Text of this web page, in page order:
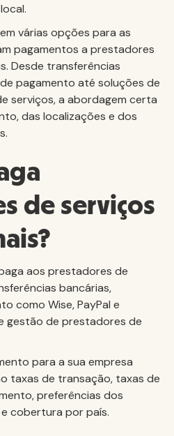
várias opções para as
pagamentos a prestadores
Desde transferências
pagamento até soluções de
serviços, a abordagem certa
das localizações e dos
de serviços
aos prestadores de
bancárias,
como Wise, PayPal e
gestão de prestadores de
para a sua empresa
taxas de transação, taxas de
preferências dos
cobertura por país.